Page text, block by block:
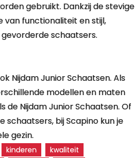
gebruikt. Dankzij de stevige
functionaliteit en stijl,
schaatsers.
Nijdam Junior Schaatsen. Als
modellen en maten
Nijdam Junior Schaatsen. Of
bij Scapino kun je
gezin.
kinderen
kwaliteit